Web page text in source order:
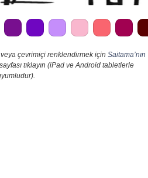
çevrimiçi renklendirmek için Saitama’nın
tıklayın (iPad ve Android tabletlerle